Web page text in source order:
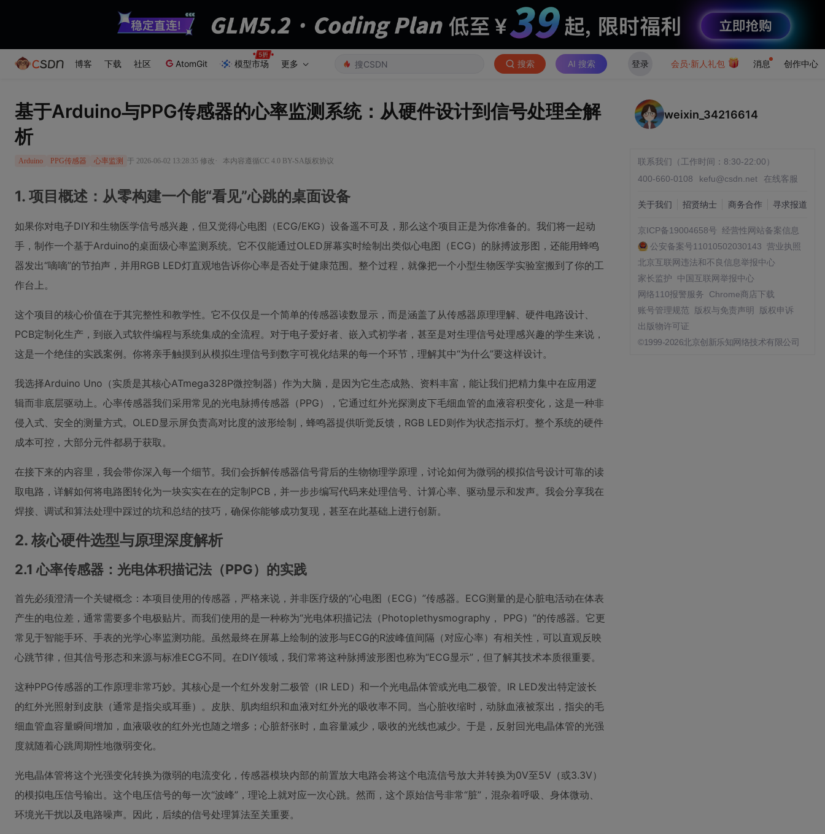
博客 下载 社区 AtomGit 模型市场 更多 搜索 AI 搜索 登录 会员·新人礼包 消息 创作中心
基于Arduino与PPG传感器的心率监测系统：从硬件设计到信号处理全解
析
Arduino PPG传感器 心率监测 于 2026-06-02 13:28:35 修改 · 本内容遵循CC 4.0 BY-SA版权协议
1. 项目概述：从零构建一个能“看见”心跳的桌面设备
如果你对电子DIY和生物医学信号感兴趣，但又觉得心电图（ECG/EKG）设备遥不可及，那么这个项目正是为你准备的。我们将一起动
手，制作一个基于Arduino的桌面级心率监测系统。它不仅能通过OLED屏幕实时绘制出类似心电图（ECG）的脉搏波形图，还能用蜂鸣
器发出“嘀嘀”的节拍声，并用RGB LED灯直观地告诉你心率是否处于健康范围。整个过程，就像把一个小型生物医学实验室搬到了你的工
作台上。
这个项目的核心价值在于其完整性和教学性。它不仅仅是一个简单的传感器读数显示，而是涵盖了从传感器原理理解、硬件电路设计、
PCB定制化生产，到嵌入式软件编程与系统集成的全流程。对于电子爱好者、嵌入式初学者，甚至是对生理信号处理感兴趣的学生来说，
这是一个绝佳的实践案例。你将亲手触摸到从模拟生理信号到数字可视化结果的每一个环节，理解其中“为什么”要这样设计。
我选择Arduino Uno（实质是其核心ATmega328P微控制器）作为大脑，是因为它生态成熟、资料丰富，能让我们把精力集中在应用逻
辑而非底层驱动上。心率传感器我们采用常见的光电脉搏传感器（PPG），它通过红外光探测皮下毛细血管的血液容积变化，这是一种非
侵入式、安全的测量方式。OLED显示屏负责高对比度的波形绘制，蜂鸣器提供听觉反馈，RGB LED则作为状态指示灯。整个系统的硬件
成本可控，大部分元件都易于获取。
在接下来的内容里，我会带你深入每一个细节。我们会拆解传感器信号背后的生物物理学原理，讨论如何为微弱的模拟信号设计可靠的读
取电路，详解如何将电路图转化为一块实实在在的定制PCB，并一步步编写代码来处理信号、计算心率、驱动显示和发声。我会分享我在
焊接、调试和算法处理中踩过的坑和总结的技巧，确保你能够成功复现，甚至在此基础上进行创新。
2. 核心硬件选型与原理深度解析
2.1 心率传感器：光电体积描记法（PPG）的实践
首先必须澄清一个关键概念：本项目使用的传感器，严格来说，并非医疗级的“心电图（ECG）”传感器。ECG测量的是心脏电活动在体表
产生的电位差，通常需要多个电极贴片。而我们使用的是一种称为“光电体积描记法（Photoplethysmography， PPG）”的传感器。它更
常见于智能手环、手表的光学心率监测功能。虽然最终在屏幕上绘制的波形与ECG的R波峰值间隔（对应心率）有相关性，可以直观反映
心跳节律，但其信号形态和来源与标准ECG不同。在DIY领域，我们常将这种脉搏波形图也称为“ECG显示”，但了解其技术本质很重要。
这种PPG传感器的工作原理非常巧妙。其核心是一个红外发射二极管（IR LED）和一个光电晶体管或光电二极管。IR LED发出特定波长
的红外光照射到皮肤（通常是指尖或耳垂）。皮肤、肌肉组织和血液对红外光的吸收率不同。当心脏收缩时，动脉血液被泵出，指尖的毛
细血管血容量瞬间增加，血液吸收的红外光也随之增多；心脏舒张时，血容量减少，吸收的光线也减少。于是，反射回光电晶体管的光强
度就随着心跳周期性地微弱变化。
光电晶体管将这个光强变化转换为微弱的电流变化，传感器模块内部的前置放大电路会将这个电流信号放大并转换为0V至5V（或3.3V）
的模拟电压信号输出。这个电压信号的每一次“波峰”，理论上就对应一次心跳。然而，这个原始信号非常“脏”，混杂着呼吸、身体微动、
环境光干扰以及电路噪声。因此，后续的信号处理算法至关重要。
weixin_34216614
联系我们（工作时间：8:30-22:00）
400-660-0108
kefu@csdn.net 在线客服
关于我们 招贤纳士 商务合作 寻求报道
京ICP备19004658号 经营性网站备案信息
公安备案号11010502030143 营业执照
北京互联网违法和不良信息举报中心
家长监护
中国互联网举报中心
网络110报警服务
Chrome商店下载
账号管理规范
版权与免责声明
版权申诉
出版物许可证
©1999-2026北京创新乐知网络技术有限公司